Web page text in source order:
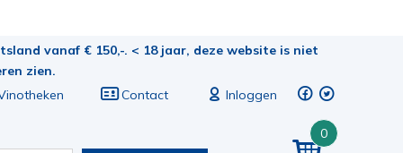
vanaf € 150,-. < 18 jaar, deze website is niet
zien.
Contact Inloggen
0